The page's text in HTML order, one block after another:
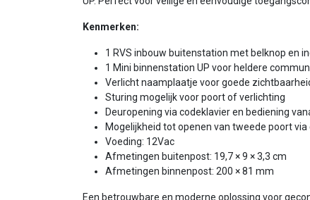
Kenmerken:
1 RVS inbouw buitenstation met belknop en
1 Mini binnenstation UP voor heldere
Verlicht naamplaatje voor goede
Sturing mogelijk voor poort of verlichting
Deuropening via codeklavier en bediening
Mogelijkheid tot openen van tweede poort
Voeding: 12Vac
Afmetingen buitenpost: 19,7 × 9 × 3,3 cm
Afmetingen binnenpost: 200 × 81 mm
Een betrouwbare en moderne oplossing voor